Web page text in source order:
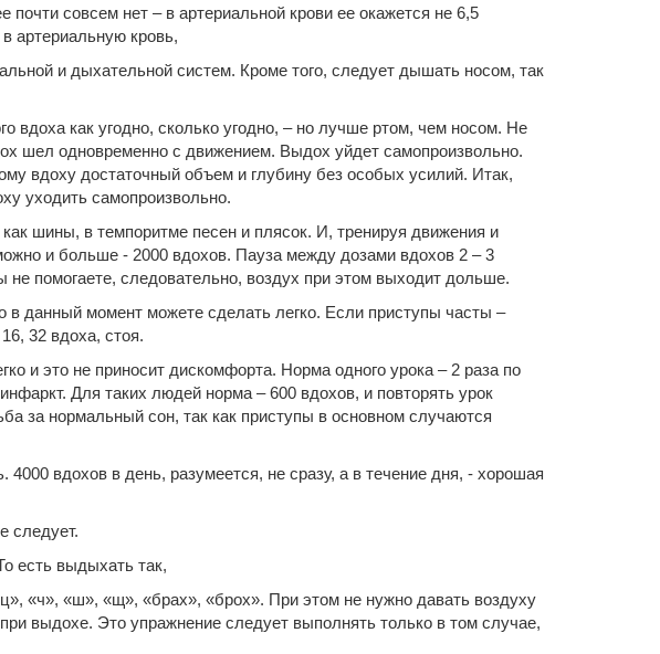
почти совсем нет – в артериальной крови ее окажется не 6,5
артериальную кровь,
и дыхательной систем. Кроме того, следует дышать носом, так
вдоха как угодно, сколько угодно, – но лучше ртом, чем носом. Не
шел одновременно с движением. Выдох уйдет самопроизвольно.
вдоху достаточный объем и глубину без особых усилий. Итак,
уходить самопроизвольно.
шины, в темпоритме песен и плясок. И, тренируя движения и
и больше - 2000 вдохов. Пауза между дозами вдохов 2 – 3
помогаете, следовательно, воздух при этом выходит дольше.
в данный момент можете сделать легко. Если приступы часты –
32 вдоха, стоя.
и это не приносит дискомфорта. Норма одного урока – 2 раза по
Для таких людей норма – 600 вдохов, и повторять урок
за нормальный сон, так как приступы в основном случаются
вдохов в день, разумеется, не сразу, а в течение дня, - хорошая
следует.
есть выдыхать так,
«ч», «ш», «щ», «брах», «брох». При этом не нужно давать воздуху
выдохе. Это упражнение следует выполнять только в том случае,